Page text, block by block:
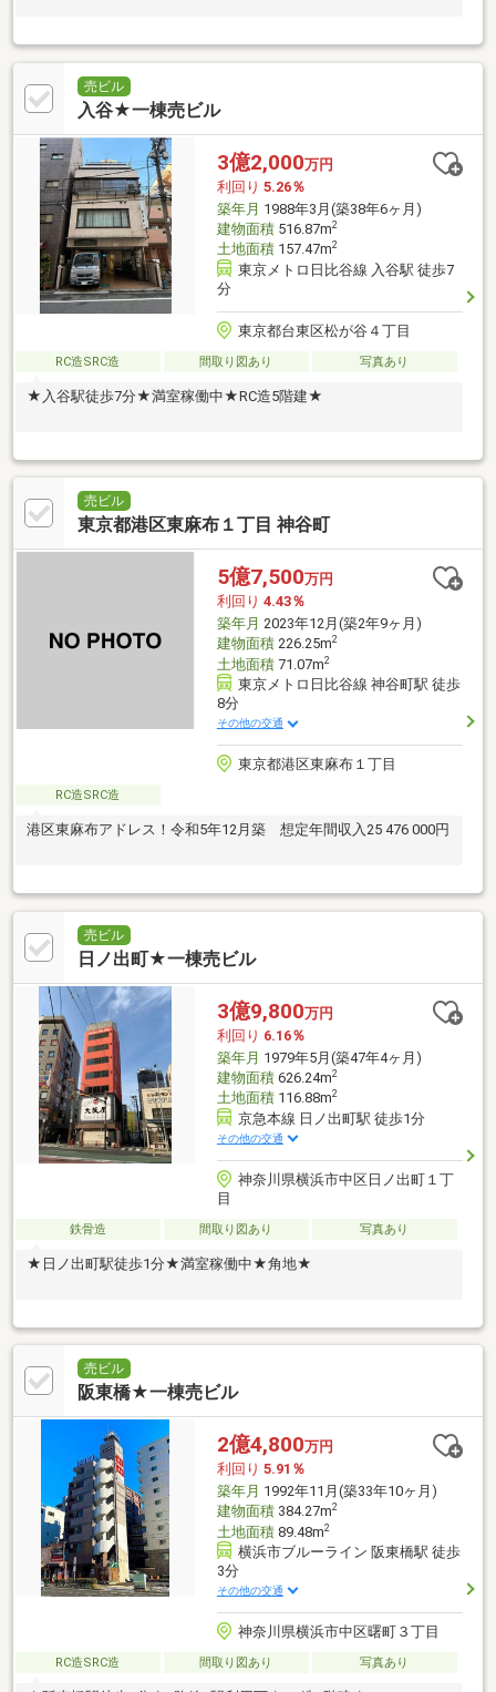
売ビル
入谷★一棟売ビル
3億2,000万円
利回り 5.26％
築年月 1988年3月(築38年6ヶ月)
建物面積516.87m2
土地面積157.47m2
東京メトロ日比谷線 入谷駅 徒歩7
分
東京都台東区松が谷４丁目
RC造SRC造 間取り図あり 写真あり
★入谷駅徒歩7分★満室稼働中★RC造5階建★
売ビル
東京都港区東麻布１丁目 神谷町
5億7,500万円
利回り 4.43％
築年月 2023年12月(築2年9ヶ月)
建物面積226.25m2
土地面積71.07m2
東京メトロ日比谷線 神谷町駅 徒歩
8分
その他の交通
東京都港区東麻布１丁目
RC造SRC造
港区東麻布アドレス！令和5年12月築 想定年間収入25 476 000円
売ビル
日ノ出町★一棟売ビル
3億9,800万円
利回り 6.16％
築年月 1979年5月(築47年4ヶ月)
建物面積626.24m2
土地面積116.88m2
京急本線 日ノ出町駅 徒歩1分
その他の交通
神奈川県横浜市中区日ノ出町１丁
目
鉄骨造 間取り図あり 写真あり
★日ノ出町駅徒歩1分★満室稼働中★角地★
売ビル
阪東橋★一棟売ビル
2億4,800万円
利回り 5.91％
築年月 1992年11月(築33年10ヶ月)
建物面積384.27m2
土地面積89.48m2
横浜市ブルーライン 阪東橋駅 徒歩
3分
その他の交通
神奈川県横浜市中区曙町３丁目
RC造SRC造 間取り図あり 写真あり